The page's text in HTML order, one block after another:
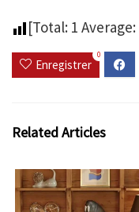
[Total: 1 Average:
Enregistrer
0
Related Articles